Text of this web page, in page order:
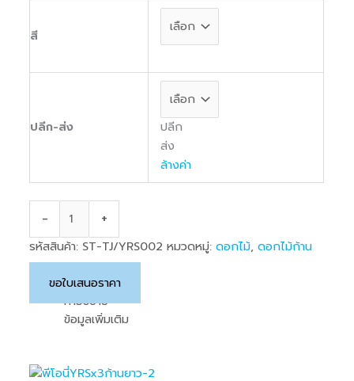
สี
ปลีก-ส่ง
ปลีก
ส่ง
ล้างค่า
- +
รหัสสินค้า: ST-TJ/YRS002 หมวดหมู่:ดอกไม้,ดอกไม้ก้าน
ยาว
ขอใบเสนอราคา
คำอธิบาย
ข้อมูลเพิ่มเติม